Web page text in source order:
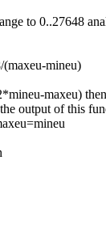
to 0..27648
mineu)
maxeu)
output of this